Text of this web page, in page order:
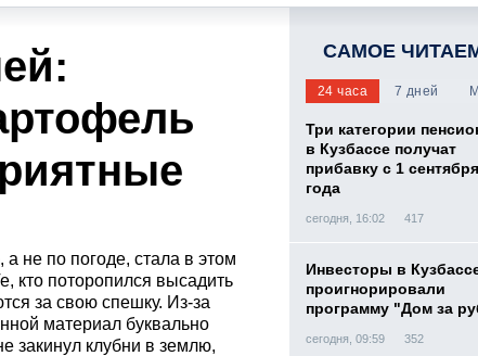
не по погоде, стала в этом
кто поторопился высадить
за свою спешку. Из-за
материал буквально
закинул клубни в землю,
САМОЕ
24 часа 7 дней
Три категории
в Кузбассе получат
прибавку с 1
года
сегодня, 16:02 417
Инвесторы в
проигнорировали
программу "Дом за
сегодня, 09:59 352